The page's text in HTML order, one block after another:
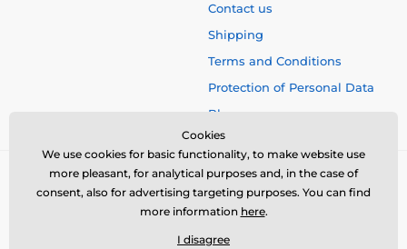
Contact us
Shipping
Terms and Conditions
Protection of Personal Data
Blog
Cookies
We use cookies for basic functionality, to make website use
more pleasant, for analytical purposes and, in the case of
consent, also for advertising targeting purposes. You can find
more information here.
I disagree